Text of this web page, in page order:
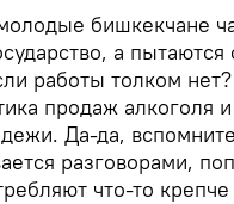
бишкекчане
а
работы толком
продаж алкоголя
Да-да,
разговорами,
что-то крепче